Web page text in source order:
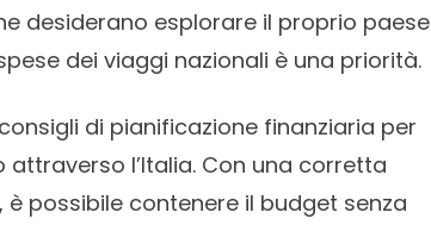
desiderano esplorare il proprio paese
dei viaggi nazionali è una priorità.
di pianificazione finanziaria per
l’Italia. Con una corretta
possibile contenere il budget senza